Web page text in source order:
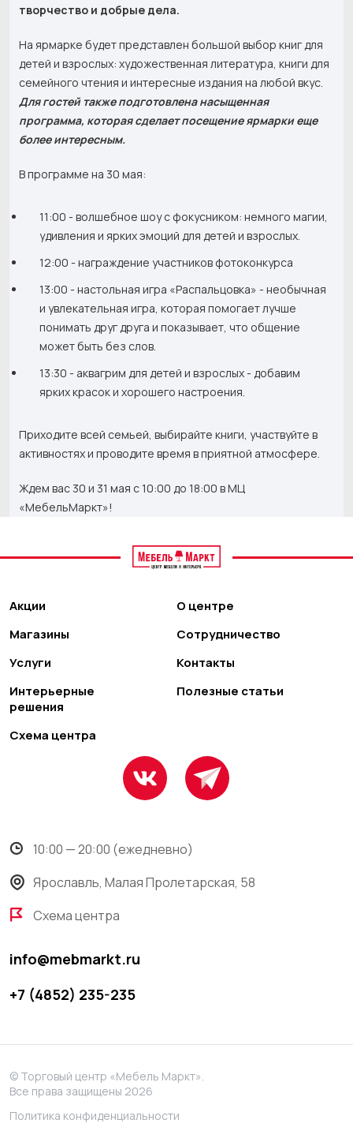
творчество и добрые дела.
На ярмарке будет представлен большой выбор книг для
детей и взрослых: художественная литература, книги для
семейного чтения и интересные издания на любой вкус.
Для гостей также подготовлена насыщенная
программа, которая сделает посещение ярмарки еще
более интересным.
В программе на 30 мая:
11:00 - волшебное шоу с фокусником: немного магии,
удивления и ярких эмоций для детей и взрослых.
12:00 - награждение участников фотоконкурса
13:00 - настольная игра «Распальцовка» - необычная
и увлекательная игра, которая помогает лучше
понимать друг друга и показывает, что общение
может быть без слов.
13:30 - аквагрим для детей и взрослых - добавим
ярких красок и хорошего настроения.
Приходите всей семьей, выбирайте книги, участвуйте в
активностях и проводите время в приятной атмосфере.
Ждем вас 30 и 31 мая с 10:00 до 18:00 в МЦ
«МебельМаркт»!
Акции
Магазины
Услуги
Интерьерные
решения
Схема центра
О центре
Сотрудничество
Контакты
Полезные статьи
10:00 — 20:00 (ежедневно)
Ярославль, Малая Пролетарская, 58
Схема центра
info@mebmarkt.ru
+7 (4852) 235-235
© Торговый центр «Мебель Маркт».
Все права защищены 2026
Политика конфиденциальности